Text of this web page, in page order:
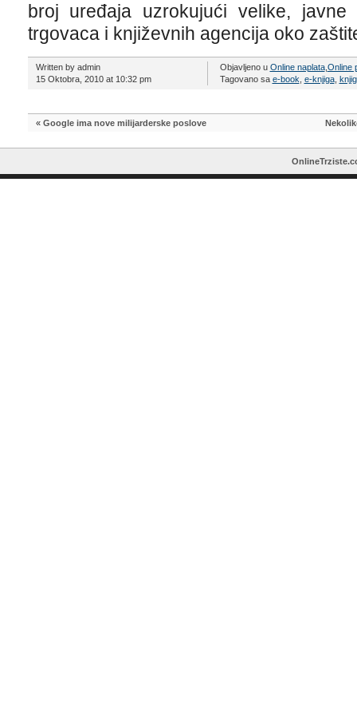
broj uređaja uzrokujući velike, javne
trgovaca i književnih agencija oko
Written by admin
15 Oktobra, 2010 at 10:32 pm
Objavljeno u Online naplata, Online
Tagovano sa e-book e-knjiga,
« Google ima nove milijarderske poslove